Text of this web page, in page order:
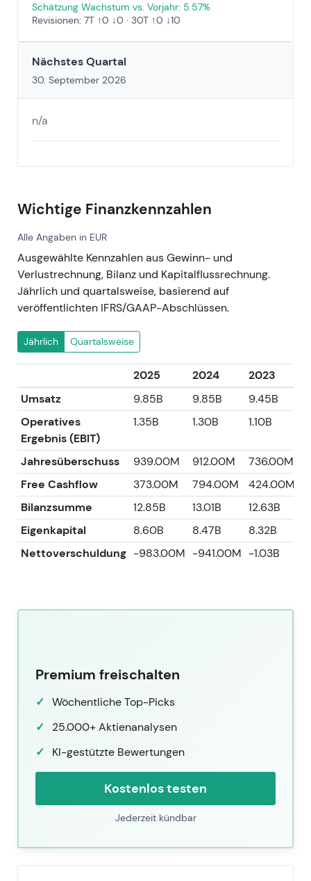
Schätzung Wachstum vs. Vorjahr: 5.57%
Revisionen: 7T ↑0 ↓0 · 30T ↑0 ↓10
Nächstes Quartal
30. September 2026
n/a
Wichtige Finanzkennzahlen
Alle Angaben in EUR
Ausgewählte Kennzahlen aus Gewinn- und
Verlustrechnung, Bilanz und Kapitalflussrechnung.
Jährlich und quartalsweise, basierend auf
veröffentlichten IFRS/GAAP-Abschlüssen.
Jährlich Quartalsweise
2025 2024 2023
Umsatz
9.85B 9.85B 9.45B
Operatives
Ergebnis (EBIT)
1.35B 1.30B 1.10B
Jahresüberschuss 939.00M 912.00M 736.00M
Free Cashflow
373.00M 794.00M 424.00M
Bilanzsumme
12.85B 13.01B 12.63B
Eigenkapital
8.60B 8.47B 8.32B
Nettoverschuldung -983.00M -941.00M -1.03B
Premium freischalten
Wöchentliche Top-Picks
25.000+ Aktienanalysen
KI-gestützte Bewertungen
Kostenlos testen
Jederzeit kündbar